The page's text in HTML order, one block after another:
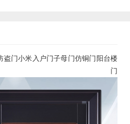
盗门小米入户门子母门仿铜门阳台楼
门